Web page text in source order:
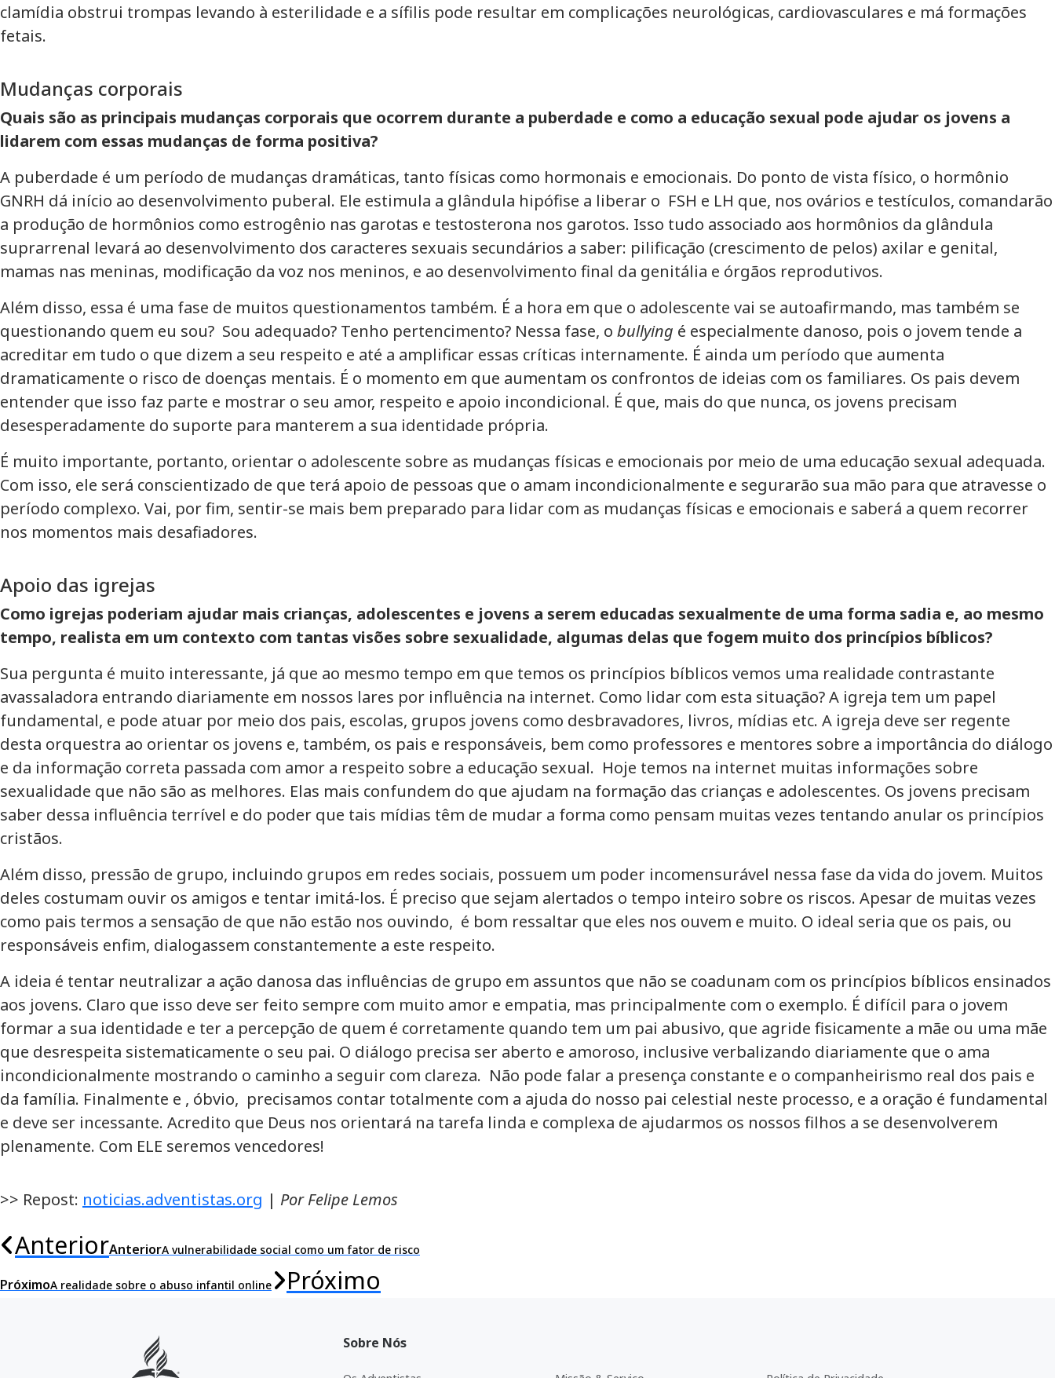
clamídia obstrui trompas levando à esterilidade e a sífilis pode resultar em complicações neurológicas, cardiovasculares e má formações
fetais.
Mudanças corporais
Quais são as principais mudanças corporais que ocorrem durante a puberdade e como a educação sexual pode ajudar os jovens a
lidarem com essas mudanças de forma positiva?
A puberdade é um período de mudanças dramáticas, tanto físicas como hormonais e emocionais. Do ponto de vista físico, o hormônio
GNRH dá início ao desenvolvimento puberal. Ele estimula a glândula hipófise a liberar o FSH e LH que, nos ovários e testículos, comandarão
a produção de hormônios como estrogênio nas garotas e testosterona nos garotos. Isso tudo associado aos hormônios da glândula
suprarrenal levará ao desenvolvimento dos caracteres sexuais secundários a saber: pilificação (crescimento de pelos) axilar e genital,
mamas nas meninas, modificação da voz nos meninos, e ao desenvolvimento final da genitália e órgãos reprodutivos.
Além disso, essa é uma fase de muitos questionamentos também. É a hora em que o adolescente vai se autoafirmando, mas também se
questionando quem eu sou? Sou adequado? Tenho pertencimento? Nessa fase, o bullying é especialmente danoso, pois o jovem tende a
acreditar em tudo o que dizem a seu respeito e até a amplificar essas críticas internamente. É ainda um período que aumenta
dramaticamente o risco de doenças mentais. É o momento em que aumentam os confrontos de ideias com os familiares. Os pais devem
entender que isso faz parte e mostrar o seu amor, respeito e apoio incondicional. É que, mais do que nunca, os jovens precisam
desesperadamente do suporte para manterem a sua identidade própria.
É muito importante, portanto, orientar o adolescente sobre as mudanças físicas e emocionais por meio de uma educação sexual adequada.
Com isso, ele será conscientizado de que terá apoio de pessoas que o amam incondicionalmente e segurarão sua mão para que atravesse o
período complexo. Vai, por fim, sentir-se mais bem preparado para lidar com as mudanças físicas e emocionais e saberá a quem recorrer
nos momentos mais desafiadores.
Apoio das igrejas
Como igrejas poderiam ajudar mais crianças, adolescentes e jovens a serem educadas sexualmente de uma forma sadia e, ao mesmo
tempo, realista em um contexto com tantas visões sobre sexualidade, algumas delas que fogem muito dos princípios bíblicos?
Sua pergunta é muito interessante, já que ao mesmo tempo em que temos os princípios bíblicos vemos uma realidade contrastante
avassaladora entrando diariamente em nossos lares por influência na internet. Como lidar com esta situação? A igreja tem um papel
fundamental, e pode atuar por meio dos pais, escolas, grupos jovens como desbravadores, livros, mídias etc. A igreja deve ser regente
desta orquestra ao orientar os jovens e, também, os pais e responsáveis, bem como professores e mentores sobre a importância do diálogo
e da informação correta passada com amor a respeito sobre a educação sexual. Hoje temos na internet muitas informações sobre
sexualidade que não são as melhores. Elas mais confundem do que ajudam na formação das crianças e adolescentes. Os jovens precisam
saber dessa influência terrível e do poder que tais mídias têm de mudar a forma como pensam muitas vezes tentando anular os princípios
cristãos.
Além disso, pressão de grupo, incluindo grupos em redes sociais, possuem um poder incomensurável nessa fase da vida do jovem. Muitos
deles costumam ouvir os amigos e tentar imitá-los. É preciso que sejam alertados o tempo inteiro sobre os riscos. Apesar de muitas vezes
como pais termos a sensação de que não estão nos ouvindo, é bom ressaltar que eles nos ouvem e muito. O ideal seria que os pais, ou
responsáveis enfim, dialogassem constantemente a este respeito.
A ideia é tentar neutralizar a ação danosa das influências de grupo em assuntos que não se coadunam com os princípios bíblicos ensinados
aos jovens. Claro que isso deve ser feito sempre com muito amor e empatia, mas principalmente com o exemplo. É difícil para o jovem
formar a sua identidade e ter a percepção de quem é corretamente quando tem um pai abusivo, que agride fisicamente a mãe ou uma mãe
que desrespeita sistematicamente o seu pai. O diálogo precisa ser aberto e amoroso, inclusive verbalizando diariamente que o ama
incondicionalmente mostrando o caminho a seguir com clareza. Não pode falar a presença constante e o companheirismo real dos pais e
da família. Finalmente e , óbvio, precisamos contar totalmente com a ajuda do nosso pai celestial neste processo, e a oração é fundamental
e deve ser incessante. Acredito que Deus nos orientará na tarefa linda e complexa de ajudarmos os nossos filhos a se desenvolverem
plenamente. Com ELE seremos vencedores!
>> Repost: noticias.adventistas.org | Por Felipe Lemos
AnteriorAnteriorA vulnerabilidade social como um fator de risco
PróximoA realidade sobre o abuso infantil online Próximo
Sobre Nós